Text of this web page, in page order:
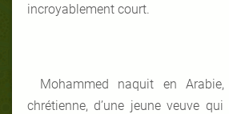
incroyablement court.
Mohammed naquit en
chrétienne, d’une jeune veuve